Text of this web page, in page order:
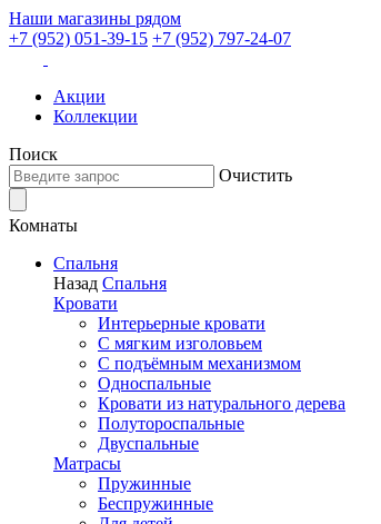
Наши магазины рядом
+7 (952) 051-39-15 +7 (952) 797-24-07
Акции
Коллекции
Поиск
Очистить
Комнаты
Спальня
Назад Спальня
Кровати
Интерьерные кровати
С мягким изголовьем
С подъёмным механизмом
Односпальные
Кровати из натурального дерева
Полутороспальные
Двуспальные
Матрасы
Пружинные
Беспружинные